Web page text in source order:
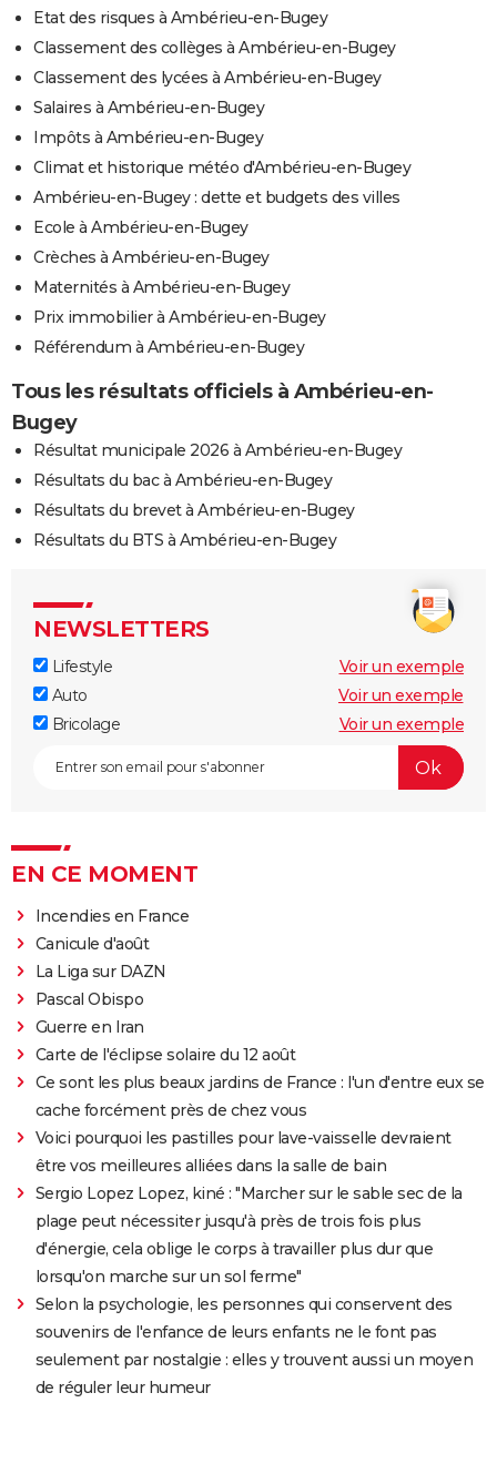
Etat des risques à Ambérieu-en-Bugey
Classement des collèges à Ambérieu-en-Bugey
Classement des lycées à Ambérieu-en-Bugey
Salaires à Ambérieu-en-Bugey
Impôts à Ambérieu-en-Bugey
Climat et historique météo d'Ambérieu-en-Bugey
Ambérieu-en-Bugey : dette et budgets des villes
Ecole à Ambérieu-en-Bugey
Crèches à Ambérieu-en-Bugey
Maternités à Ambérieu-en-Bugey
Prix immobilier à Ambérieu-en-Bugey
Référendum à Ambérieu-en-Bugey
Tous les résultats officiels à Ambérieu-en-
Bugey
Résultat municipale 2026 à Ambérieu-en-Bugey
Résultats du bac à Ambérieu-en-Bugey
Résultats du brevet à Ambérieu-en-Bugey
Résultats du BTS à Ambérieu-en-Bugey
NEWSLETTERS
Lifestyle
Voir un exemple
Auto
Voir un exemple
Bricolage
Voir un exemple
EN CE MOMENT
Incendies en France
Canicule d'août
La Liga sur DAZN
Pascal Obispo
Guerre en Iran
Carte de l'éclipse solaire du 12 août
Ce sont les plus beaux jardins de France : l'un d'entre eux se
cache forcément près de chez vous
Voici pourquoi les pastilles pour lave-vaisselle devraient
être vos meilleures alliées dans la salle de bain
Sergio Lopez Lopez, kiné : "Marcher sur le sable sec de la
plage peut nécessiter jusqu'à près de trois fois plus
d'énergie, cela oblige le corps à travailler plus dur que
lorsqu'on marche sur un sol ferme"
Selon la psychologie, les personnes qui conservent des
souvenirs de l'enfance de leurs enfants ne le font pas
seulement par nostalgie : elles y trouvent aussi un moyen
de réguler leur humeur